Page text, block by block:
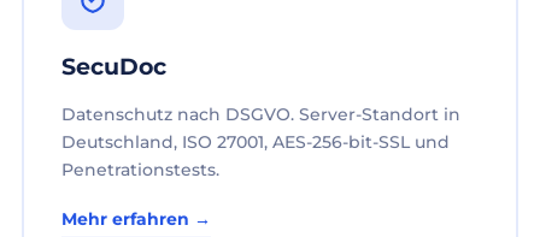
SecuDoc
Datenschutz nach DSGVO. Server-Standort in
Deutschland, ISO 27001, AES-256-bit-SSL und
Penetrationstests.
Mehr erfahren →